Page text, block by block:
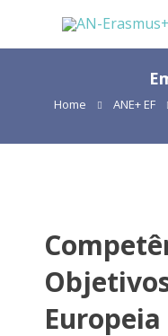
Home ANE+ EF
Europeia